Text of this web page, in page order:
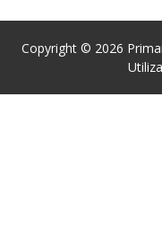
Copyright © 2026